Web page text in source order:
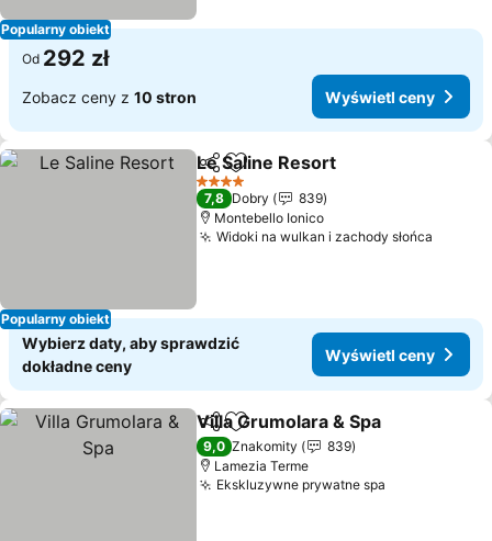
Popularny obiekt
Od 292 zł
Zobacz ceny z 10 stron Wyświetl ceny
Popularny obiekt
UdostępnijDodaj do ulubionych
Le Saline Resort
4 Kategoria
7,8 Dobry
839
Montebello Ionico
Widoki na wulkan i zachody słońca
Wybierz daty, aby sprawdzić
dokładne ceny
Wyświetl ceny
Udostępnij
Dodaj do ulubionych
Villa Grumolara & Spa
9,0 Znakomity
839
Lamezia Terme
Ekskluzywne prywatne spa